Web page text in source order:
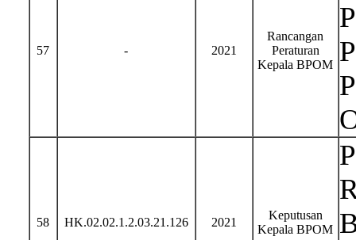
57 - 2021
Rancangan
Peraturan
Kepala BPOM
58 HK.02.02.1.2.03.21.126 2021
Keputusan
Kepala BPOM